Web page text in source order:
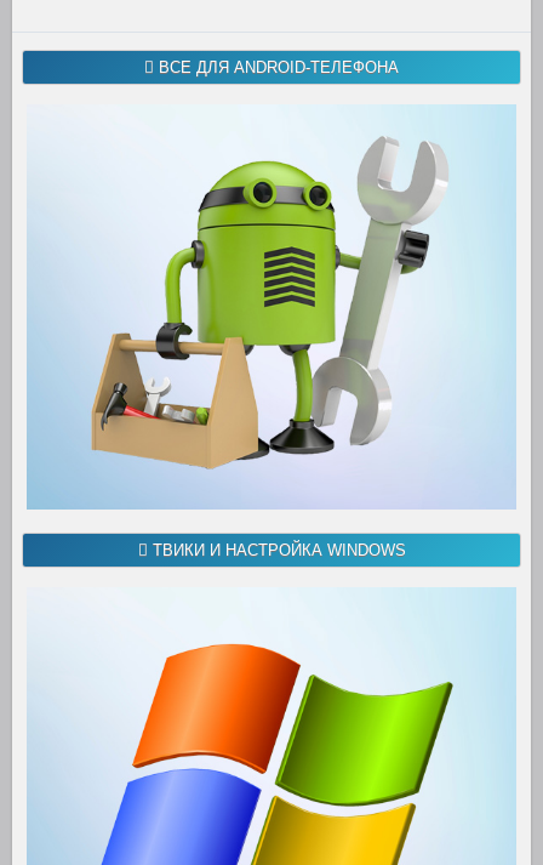
ВСЕ ДЛЯ ANDROID-ТЕЛЕФОНА
ТВИКИ И НАСТРОЙКА WINDOWS